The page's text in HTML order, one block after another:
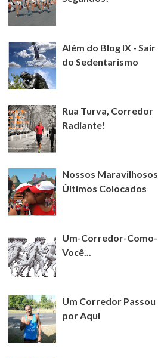
Além do Blog IX - Sair
do Sedentarismo
Rua Turva, Corredor
Radiante!
Nossos Maravilhosos
Últimos Colocados
Um-Corredor-Como-
Você...
Um Corredor Passou
por Aqui